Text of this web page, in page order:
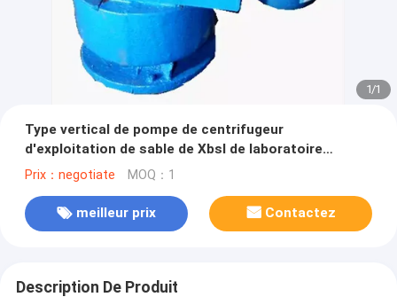
1/1
Type vertical de pompe de centrifugeur
d'exploitation de sable de Xbsl de laboratoire
transportant la boue
Prix：negotiate MOQ：1
meilleur prix Contactez
Description De Produit